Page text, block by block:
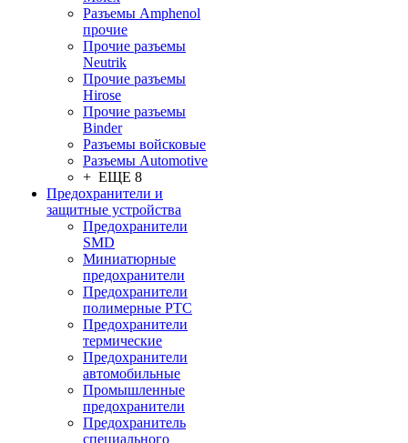
Разъемы Amphenol
прочие
Прочие разъемы
Neutrik
Прочие разъемы
Hirose
Прочие разъемы
Binder
Разъемы войсковые
Разъeмы Automotive
+ ЕЩЕ 8
Предохранители и
защитные устройства
Предохранители
SMD
Миниатюрные
предохранители
Предохранители
полимерные PTC
Предохранители
термические
Предохранители
автомобильные
Промышленные
предохранители
Предохранитель
специального